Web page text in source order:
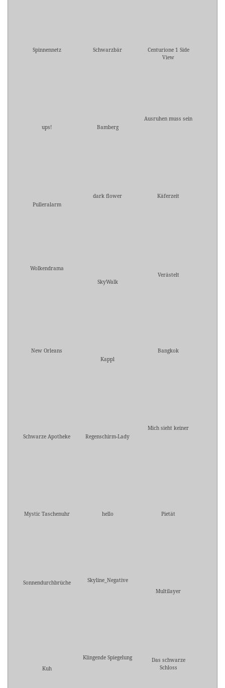
Spinnennetz Schwarzbär
Centurione 1 Side
View
ups! Bamberg
Ausruhen muss sein
Pulleralarm
dark flower Käferzeit
Wolkendrama
SkyWalk
Verästelt
New Orleans
Kappl
Bangkok
Schwarze Apotheke Regenschirm-Lady
Mich sieht keiner
Mystic Taschenuhr hello Pietät
Sonnendurchbrüche
Skyline_Negative
Multilayer
Kuh
Klingende Spiegelung
Das schwarze
Schloss